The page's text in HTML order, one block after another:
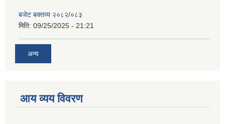
बजेट बक्तव्य २०८२/०८३
मिति: 09/25/2025 - 21:21
अन्य
आय व्यय विवरण